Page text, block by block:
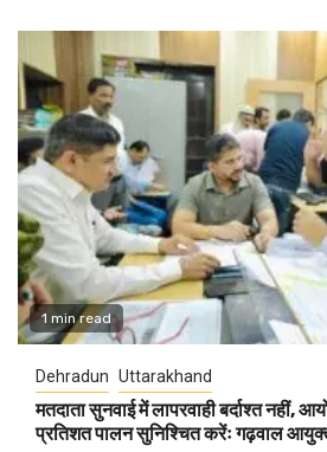
1 min read
Dehradun Uttarakhand
मतदाता सुनवाई में लापरवाही बर्दाश्त नहीं,
प्रतिशत पालन सुनिश्चित करेंः गढ़वाल